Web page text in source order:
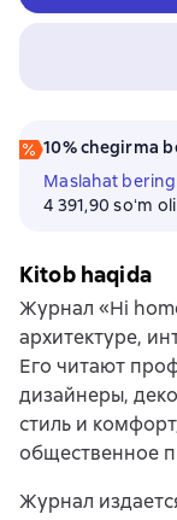
10% chegirma
Maslahat bering
4 391,90 soʻm
Kitob haqida
Журнал «Hi
архитектуре,
Его читают
дизайнеры,
стиль и
общественное
Журнал